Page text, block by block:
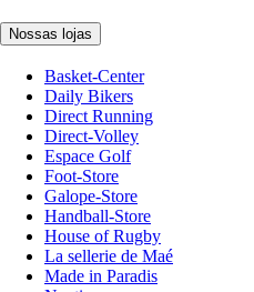
Nossas lojas
Basket-Center
Daily Bikers
Direct Running
Direct-Volley
Espace Golf
Foot-Store
Galope-Store
Handball-Store
House of Rugby
La sellerie de Maé
Made in Paradis